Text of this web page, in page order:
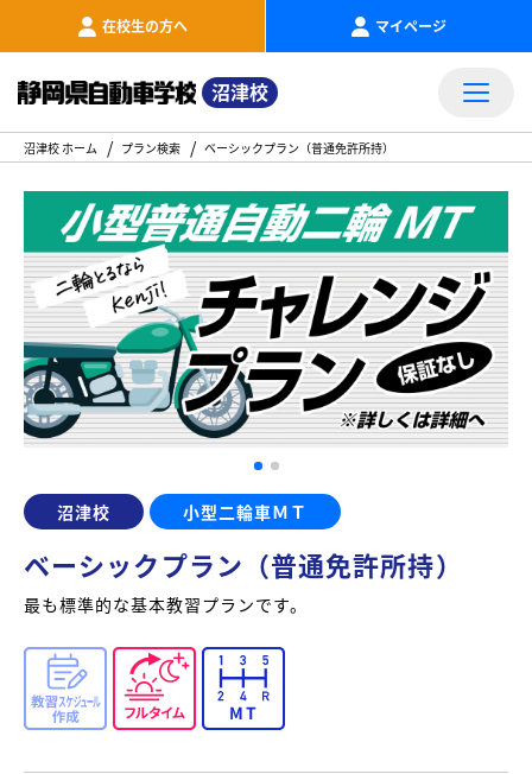
在校生の方へ マイページ
沼津校
沼津校 ホーム プラン検索 ベーシックプラン（普通免許所持）
沼津校 小型二輪車ＭＴ
ベーシックプラン（普通免許所持）
最も標準的な基本教習プランです。